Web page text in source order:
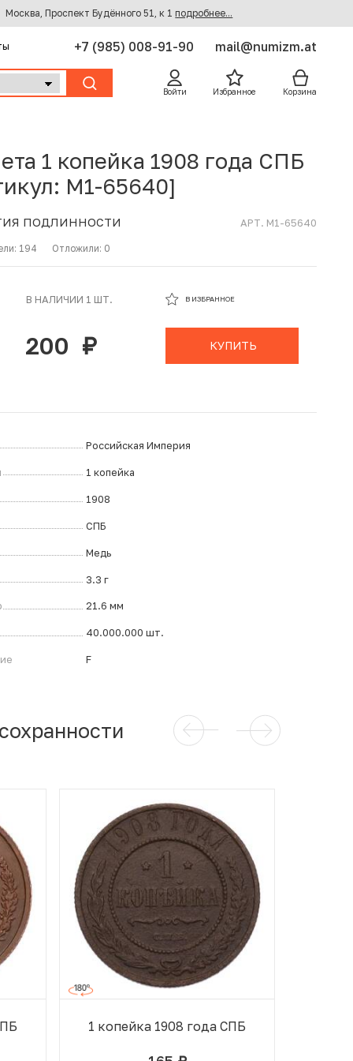
Москва, Проспект Будённого 51, к 1 подробнее...
+7 (985) 008-91-90 mail@numizm.at
Войти Избранное Корзина
1 копейка 1908 года СПБ
M1-65640]
ПОДЛИННОСТИ АРТ. M1-65640
194 Отложили: 0
В НАЛИЧИИ 1 ШТ.
200 руб.
В ИЗБРАННОЕ
КУПИТЬ
Российская Империя
1 копейка
1908
СПБ
Медь
3.3 г
21.6 мм
40.000.000 шт.
F
1 копейка 1908 года СПБ